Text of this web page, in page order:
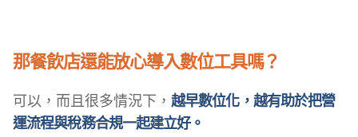
那餐飲店還能放心導入數位工具嗎？
可以，而且很多情況下， 越早數位化，越有助於把營
運流程與稅務合規一起建立好。